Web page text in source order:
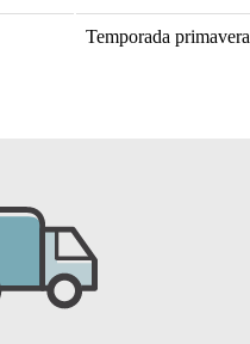
Temporada primavera